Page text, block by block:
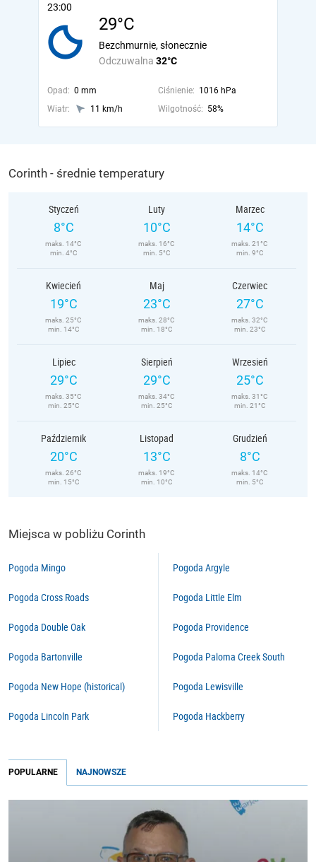
23:00
29°C
Odczuwalna 32°C
Bezchmurnie, słonecznie
Opad: 0 mm Ciśnienie: 1016 hPa
Wiatr:
11 km/h Wilgotność: 58%
Corinth - średnie temperatury
Styczeń
8°C
maks. 14°C
min. 4°C
Luty
10°C
maks. 16°C
min. 5°C
Marzec
14°C
maks. 21°C
min. 9°C
Kwiecień
19°C
maks. 25°C
min. 14°C
Maj
23°C
maks. 28°C
min. 18°C
Czerwiec
27°C
maks. 32°C
min. 23°C
Lipiec
29°C
maks. 35°C
min. 25°C
Sierpień
29°C
maks. 34°C
min. 25°C
Wrzesień
25°C
maks. 31°C
min. 21°C
Październik
20°C
maks. 26°C
min. 15°C
Listopad
13°C
maks. 19°C
min. 10°C
Grudzień
8°C
maks. 14°C
min. 5°C
Miejsca w pobliżu Corinth
Pogoda Mingo
Pogoda Cross Roads
Pogoda Double Oak
Pogoda Bartonville
Pogoda New Hope (historical)
Pogoda Lincoln Park
Pogoda Argyle
Pogoda Little Elm
Pogoda Providence
Pogoda Paloma Creek South
Pogoda Lewisville
Pogoda Hackberry
POPULARNE NAJNOWSZE